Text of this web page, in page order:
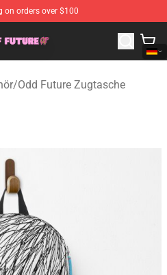
on orders over $100
Odd Future Merchandise Shop
/Odd Future Zugtasche